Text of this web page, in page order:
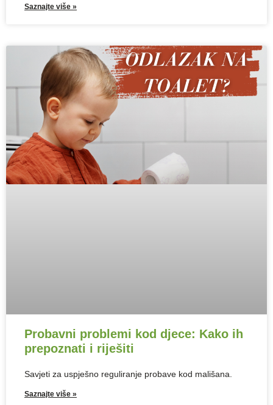
Saznajte više »
Probavni problemi kod djece: Kako ih
prepoznati i riješiti
Savjeti za uspješno reguliranje probave kod mališana.
Saznajte više »